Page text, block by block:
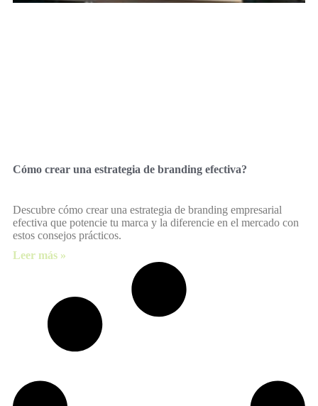
Cómo crear una estrategia de branding efectiva?
Descubre cómo crear una estrategia de branding empresarial
efectiva que potencie tu marca y la diferencie en el mercado con
estos consejos prácticos.
Leer más »